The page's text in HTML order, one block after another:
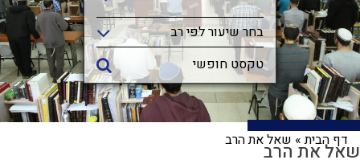
בחר שיעור לפי רב
דף הבית» שאל את הרבשאל את הרב